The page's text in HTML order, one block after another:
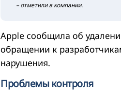
– отметили в компании.
Apple сообщила об
обращении к
нарушения.
Проблемы контроля